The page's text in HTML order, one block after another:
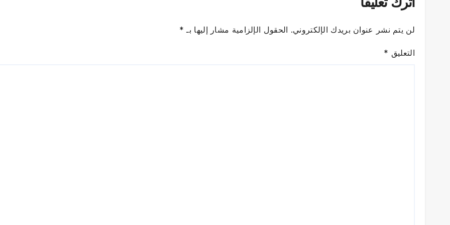
لن يتم نشر عنوان بريدك الإلكتروني. الحقول الإلزامية مشار إليها بـ *
التعليق *